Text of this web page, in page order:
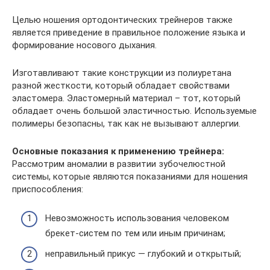
Целью ношения ортодонтических трейнеров также
является приведение в правильное положение языка и
формирование носового дыхания.
Изготавливают такие конструкции из полиуретана
разной жесткости, который обладает свойствами
эластомера. Эластомерный материал – тот, который
обладает очень большой эластичностью. Используемые
полимеры безопасны, так как не вызывают аллергии.
Основные показания к применению трейнера:
Рассмотрим аномалии в развитии зубочелюстной
системы, которые являются показаниями для ношения
приспособления:
Невозможность использования человеком
брекет-систем по тем или иным причинам;
неправильный прикус — глубокий и открытый;